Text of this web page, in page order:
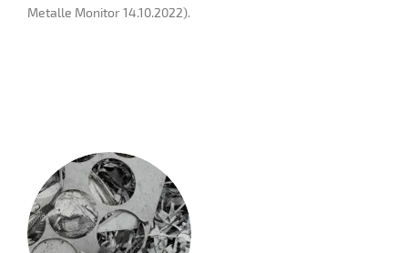
Metalle Monitor 14.10.2022).